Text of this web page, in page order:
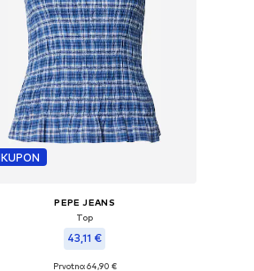
KUPON
PEPE JEANS
Top
43,11 €
Prvotno: 64,90 €